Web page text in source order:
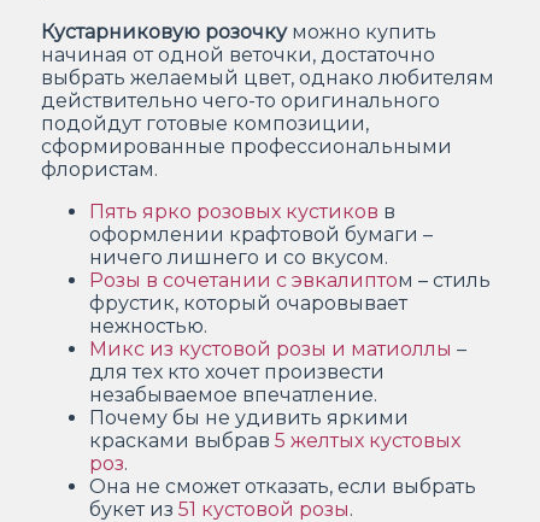
Кустарниковую розочкуможно купить
начиная от одной веточки, достаточно
выбрать желаемый цвет, однако любителям
действительно чего-то оригинального
подойдут готовые композиции,
сформированные профессиональными
флористам.
Пять ярко розовых кустиков в
оформлении крафтовой бумаги –
ничего лишнего и со вкусом.
Розы в сочетании с эвкалиптом – стиль
фрустик, который очаровывает
нежностью.
Микс из кустовой розы и матиоллы –
для тех кто хочет произвести
незабываемое впечатление.
Почему бы не удивить яркими
красками выбрав 5 желтых кустовых
роз.
Она не сможет отказать, если выбрать
букет из 51 кустовой розы.